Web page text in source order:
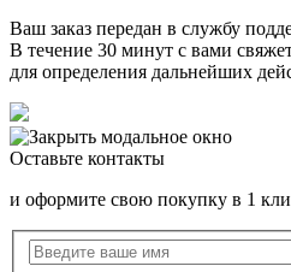
Ваш заказ передан в службу
В течение 30 минут с вами
для определения дальнейших
Оставьте контакты
и оформите свою покупку в 1